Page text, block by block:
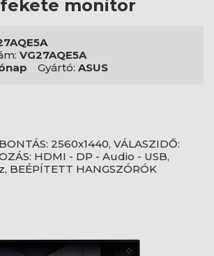
fekete monitor
VG27AQE5A
Gyártó: ASUS
2560x1440, VÁLASZIDŐ:
HDMI - DP - Audio - USB,
BEÉPÍTETT HANGSZÓRÓK